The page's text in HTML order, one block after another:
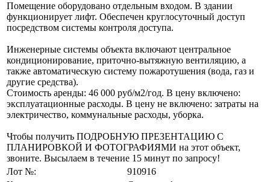
Помещение оборудовано отдельным входом. В здании
функционирует лифт. Обеспечен круглосуточный доступ
посредством системы контроля доступа.
Инженерные системы объекта включают центральное
кондиционирование, приточно-вытяжную вентиляцию, а
также автоматическую систему пожаротушения (вода, газ и
другие средства).
Стоимость аренды: 46 000 руб/м2/год. В цену включено:
эксплуатационные расходы. В цену не включено: затраты на
электричество, коммунальные расходы, уборка.
Чтобы получить ПОДРОБНУЮ ПРЕЗЕНТАЦИЮ С
ПЛАНИРОВКОЙ И ФОТОГРАФИЯМИ на этот объект,
звоните. Высылаем в течение 15 минут по запросу!
Лот №:
910916